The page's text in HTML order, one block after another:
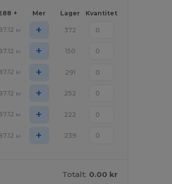
+ Mer Lager Kvantitet
kr + 372
kr + 150
kr + 291
kr + 252
kr + 222
kr + 239
Totalt: 0.00 kr